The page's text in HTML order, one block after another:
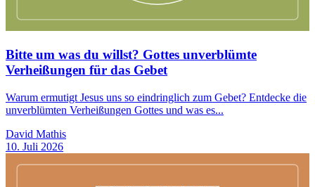
Bitte um was du willst? Gottes unverblümte
Verheißungen für das Gebet
Warum ermutigt Jesus uns so eindringlich zum Gebet? Entdecke die
unverblümten Verheißungen Gottes und was es...
David Mathis
10. Juli 2026